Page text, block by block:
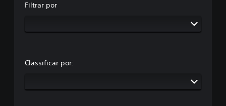
Filtrar por
Classificar por: